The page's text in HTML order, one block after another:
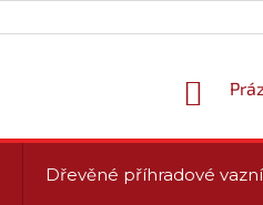
OSOBNÍCH ÚDAJŮ (GDPR)
Dřevěné příhradové